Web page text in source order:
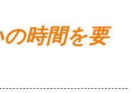
時間を要